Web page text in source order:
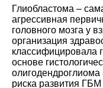
Глиобластома –
агрессивная
головного мозга у
организация
классифицировала
основе
риска развития